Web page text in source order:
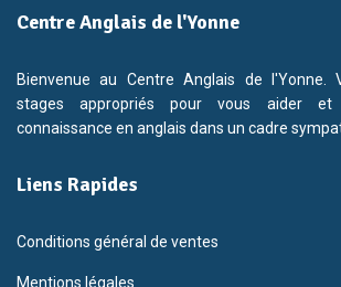
Centre Anglais de l'Yonne
Bienvenue au Centre Anglais de l'Yonne.
stages appropriés pour vous aider et
connaissance en anglais dans un cadre
Liens Rapides
Conditions général de ventes
Mentions légales